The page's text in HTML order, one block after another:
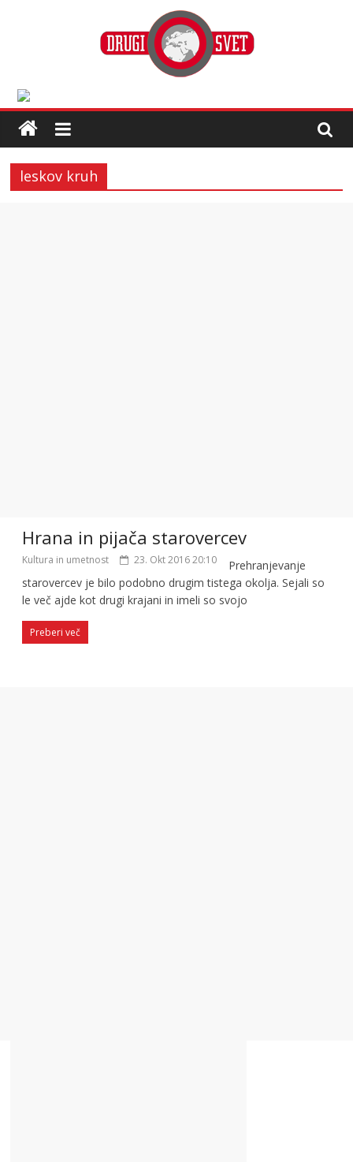
leskov kruh
Hrana in pijača starovercev
Kultura in umetnost 23. Okt 2016 20:10
Prehranjevanje
starovercev je bilo podobno drugim tistega okolja. Sejali so
le več ajde kot drugi krajani in imeli so svojo
Preberi več